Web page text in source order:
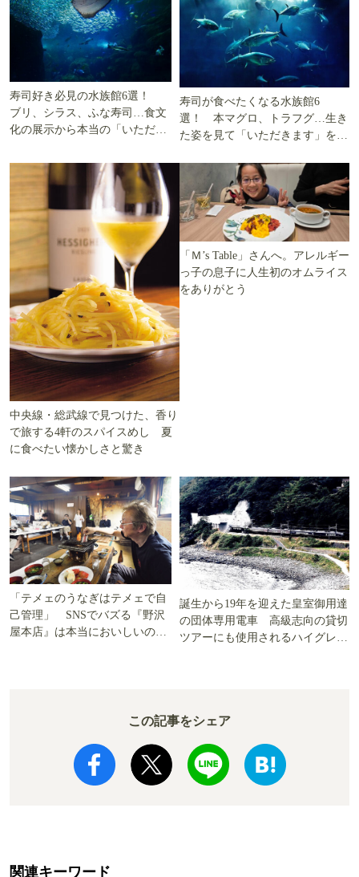
寿司好き必見の水族館6選！
ブリ、シラス、ふな寿司…食文
化の展示から本当の「いただき
寿司が食べたくなる水族館6
選！ 本マグロ、トラフグ…生き
た姿を見て「いただきます」を考
中央線・総武線で見つけた、香り
で旅する4軒のスパイスめし 夏
に食べたい懐かしさと驚き
「Ｍ’s Table」さんへ。アレルギー
っ子の息子に人生初のオムライス
をありがとう
「テメェのうなぎはテメェで自
己管理」 SNSでバズる『野沢
屋本店』は本当においしいの
誕生から19年を迎えた皇室御用達
の団体専用電車 高級志向の貸切
ツアーにも使用されるハイグレー
この記事をシェア
関連キーワード